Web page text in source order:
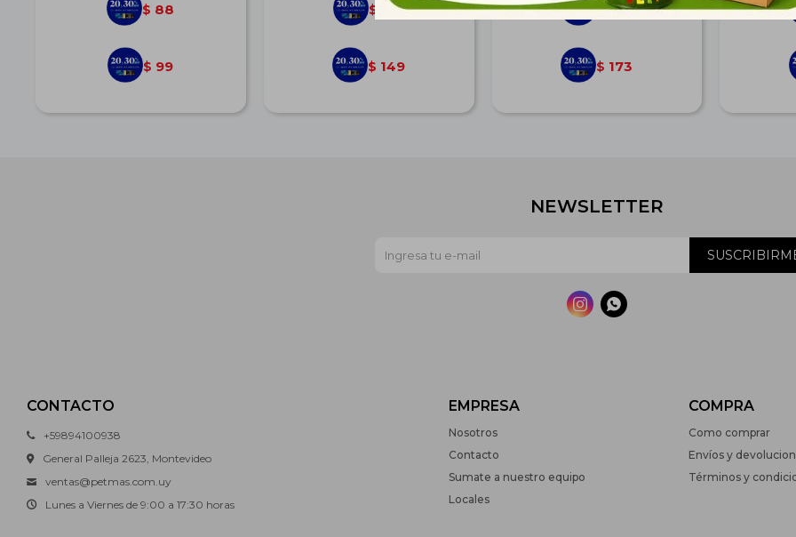
$ 88
$ 99
$ 133
$ 149
$ 154
$ 173
CONTACTO
+59894100938
General Palleja 2623, Montevideo
ventas@petmas.com.uy
Lunes a Viernes de 9:00 a 17:30 horas
EMPRESA
Nosotros
Contacto
Sumate a nuestro equipo
Locales
COMPRA
Como comprar
Envíos y
Términos y
NEWSLETTER
 